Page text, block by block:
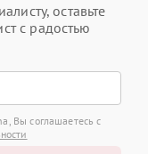
оставьте
с радостью
Вы соглашаетесь с